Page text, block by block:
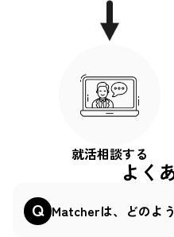
就活相談する
よく
Matcherは、どのよ